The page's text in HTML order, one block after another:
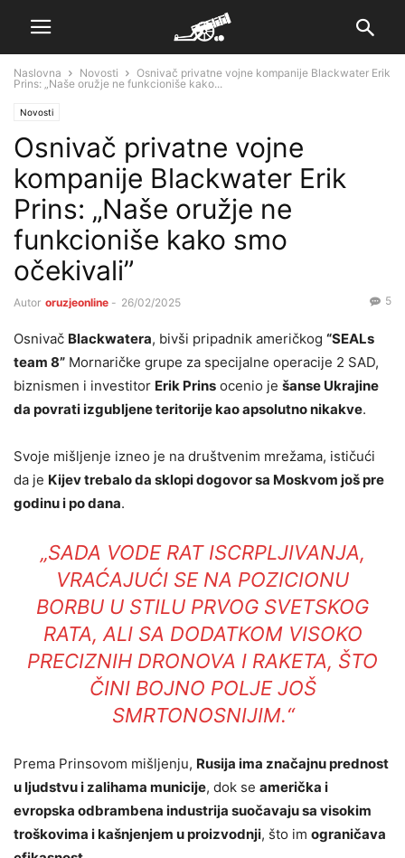
Naslovna Novosti
Osnivač privatne vojne kompanije Blackwater Erik
Prins: „Naše oružje ne funkcioniše kako...
Novosti
Osnivač privatne vojne
kompanije Blackwater Erik
Prins: „Naše oružje ne
funkcioniše kako smo
očekivali”
Autor oruzjeonline - 26/02/2025 5
Osnivač Blackwatera, bivši pripadnik američkog “SEALs
team 8” Mornaričke grupe za specijalne operacije 2 SAD,
biznismen i investitor Erik Prins ocenio je šanse Ukrajine
da povrati izgubljene teritorije kao apsolutno nikakve.
Svoje mišljenje izneo je na društvenim mrežama, ističući
da je Kijev trebalo da sklopi dogovor sa Moskvom još pre
godinu i po dana.
„SADA VODE RAT ISCRPLJIVANJA,
VRAĆAJUĆI SE NA POZICIONU
BORBU U STILU PRVOG SVETSKOG
RATA, ALI SA DODATKOM VISOKO
PRECIZNIH DRONOVA I RAKETA, ŠTO
ČINI BOJNO POLJE JOŠ
SMRTONOSNIJIM.“
Prema Prinsovom mišljenju, Rusija ima značajnu prednost
u ljudstvu i zalihama municije, dok se američka i
evropska odbrambena industrija suočavaju sa visokim
troškovima i kašnjenjem u proizvodnji, što im ograničava